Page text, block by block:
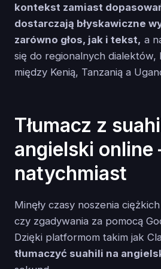
kontekst zamiast
dostarczają błyskawiczne
zarówno głos, jak i tekst, a
się do regionalnych dialektów,
między Kenią, Tanzanią a
Tłumacz z
angielski
natychmiast
Minęły czasy noszenia
czy zgadywania za pomocą
Dzięki platformom takim jak
tłumaczyć suahili na